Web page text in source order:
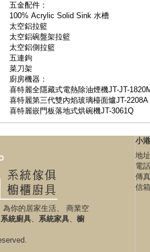
五金配件：
100% Acrylic Solid Sink 水槽
太空鋁拉籃
太空鋁碗盤架拉籃
太空鋁側拉籃
五連鉤
菜刀架
廚房機器：
喜特麗全隱藏式電熱除油煙機JT-JT-
喜特麗第三代雙內焰玻璃檯面爐JT-2208A
喜特麗嵌門板落地式烘碗機JT-3061Q
為你的居家生活、 商業空
系統廚具、 系統家具、 櫥
小
地址
電
傳
信箱